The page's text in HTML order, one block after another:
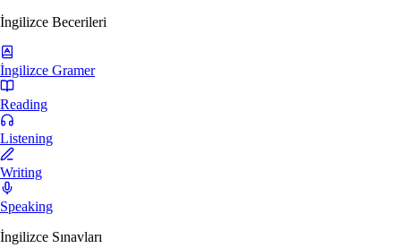
İngilizce Becerileri
İngilizce Gramer
Reading
Listening
Writing
Speaking
İngilizce Sınavları